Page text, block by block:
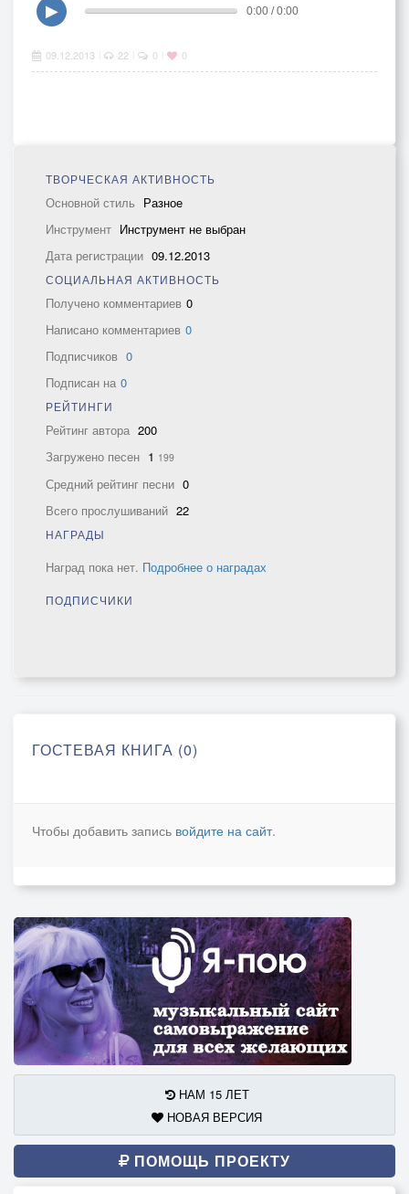
▶
0:00 / 0:00
09.12.2013 22 0 0
ТВОРЧЕСКАЯ АКТИВНОСТЬ
Основной стиль Разное
Инструмент Инструмент не выбран
Дата регистрации 09.12.2013
СОЦИАЛЬНАЯ АКТИВНОСТЬ
Получено комментариев 0
Написано комментариев 0
Подписчиков 0
Подписан на 0
РЕЙТИНГИ
Рейтинг автора 200
Загружено песен 1 199
Средний рейтинг песни 0
Всего прослушиваний 22
НАГРАДЫ
Наград пока нет. Подробнее о наградах
ПОДПИСЧИКИ
ГОСТЕВАЯ КНИГА (0)
Чтобы добавить запись войдите на сайт.
НАМ 15 ЛЕТ
НОВАЯ ВЕРСИЯ
ПОМОЩЬ ПРОЕКТУ